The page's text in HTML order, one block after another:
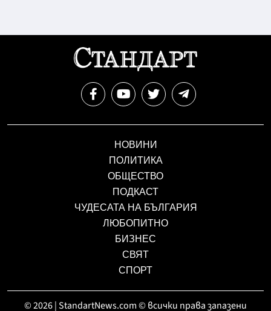
НОВИНИ
ПОЛИТИКА
ОБЩЕСТВО
ПОДКАСТ
ЧУДЕСАТА НА БЪЛГАРИЯ
ЛЮБОПИТНО
БИЗНЕС
СВЯТ
СПОРТ
© 2026 | StandartNews.com © всички права запазени